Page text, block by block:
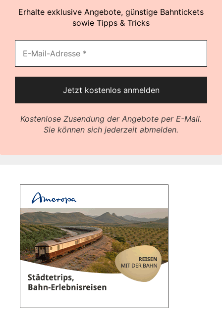
Erhalte exklusive Angebote, günstige Bahntickets
sowie Tipps & Tricks
Kostenlose Zusendung der Angebote per E-Mail.
Sie können sich jederzeit abmelden.